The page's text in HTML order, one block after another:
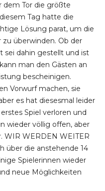
dem Tor die größte
Tag hatte die
Lösung parat, um die
überwinden. Ob der
sei dahin gestellt und ist
man den Gästen an
bescheinigen.
Vorwurf machen, sie
es hat diesesmal leider
Spiel verloren und
wieder völlig offen, aber
WERDEN WEITER
über die anstehende 14
Spielerinnen wieder
neue Möglichkeiten